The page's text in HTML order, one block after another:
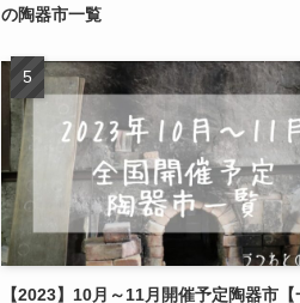
の陶器市一覧
【2023】10月～11月開催予定陶器市【